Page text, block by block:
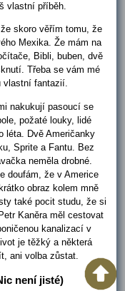
vlastní příběh.
skoro věřím tomu, že
Mexika. Že mám na
Bibli, buben, dvě
Třeba se vám mé
vlastní fantazií.
nakukují pasoucí se
požaté louky, lidé
léta. Dvě Američanky
Sprite a Fantu. Bez
neměla drobné.
doufám, že v Americe
obraz kolem mně
také pocit studu, že si
Kaněra měl cestovat
kanalizací v
je těžký a některá
ani volba zůstat.
není jisté)